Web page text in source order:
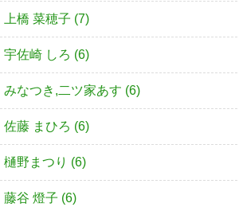
上橋 菜穂子 (7)
宇佐崎 しろ (6)
みなつき,二ツ家あす (6)
佐藤 まひろ (6)
樋野まつり (6)
藤谷 燈子 (6)